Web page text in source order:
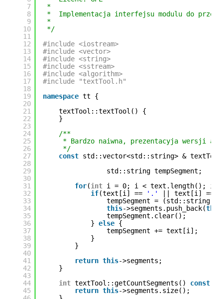
7
8
9
10
11
12
13
14
15
16
17
18
19
20
21
22
23
24
25
26
27
28
29
30
31
32
33
34
35
36
37
38
39
40
41
42
43
44
45
*
*  Implementacja interfejsu modulu do
*
*/
#include <iostream>
#include <vector>
#include <string>
#include <sstream>
#include <algorithm>
#include "textTool.h"
namespace tt {
textTool::textTool() {
}
/**
* Bardzo naiwna, prezentacyja wersji
*/
const std::vector<std::string> &
std::string tempSegment;
for(int i = 0; i < text.length();
if(text[i] == '.' || text[i] ==
tempSegment = (std::string)
this->segments.push_back(this
tempSegment.clear();
} else {
tempSegment += text[i];
}
}
return this->segments;
}
int textTool::getCountSegments() const
return this->segments.size();